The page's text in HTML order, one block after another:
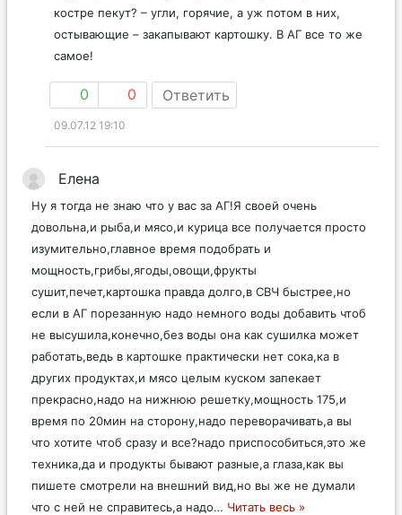
костре пекут? – угли, горячие, а уж потом в них,
остывающие – закапывают картошку. В АГ все то же
самое!
0 0 Ответить
09.07.12 19:10
Елена
Ну я тогда не знаю что у вас за АГ!Я своей очень
довольна,и рыба,и мясо,и курица все получается просто
изумительно,главное время подобрать и
мощность,грибы,ягоды,овощи,фрукты
сушит,печет,картошка правда долго,в СВЧ быстрее,но
если в АГ порезанную надо немного воды добавить чтоб
не высушила,конечно,без воды она как сушилка может
работать,ведь в картошке практически нет сока,ка в
других продуктах,и мясо целым куском запекает
прекрасно,надо на нижнюю решетку,мощность 175,и
время по 20мин на сторону,надо переворачивать,а вы
что хотите чтоб сразу и все?надо приспособиться,это же
техника,да и продукты бывают разные,а глаза,как вы
пишете смотрели на внешний вид,но вы же не думали
что с ней не справитесь,а надо… Читать весь »